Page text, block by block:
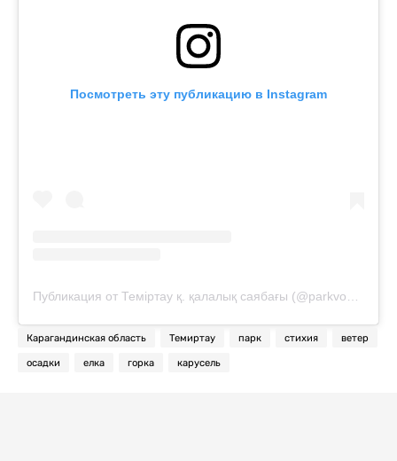
Посмотреть эту публикацию в Instagram
Карагандинская область Темиртау парк стихия ветер
осадки елка горка карусель